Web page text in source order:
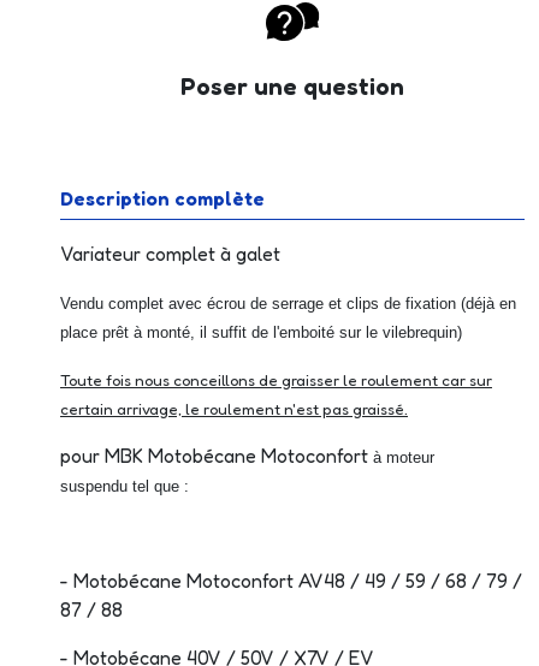
Poser une question
Description complète
Variateur complet à galet
Vendu complet avec écrou de serrage et clips de fixation (déjà en
place prêt à monté, il suffit de l'emboité sur le vilebrequin)
Toute fois nous conceillons de graisser le roulement car sur
certain arrivage, le roulement n'est pas graissé.
pour MBK Motobécane Motoconfort à moteur
suspendu tel que :
- Motobécane Motoconfort AV48 / 49 / 59 / 68 / 79 /
87 / 88
- Motobécane 40V / 50V / X7V / EV